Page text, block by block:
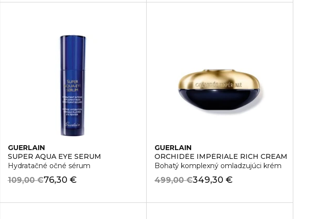
GUERLAIN
SUPER AQUA EYE SERUM
Hydratačné očné sérum
76,30 €
109,00 €
GUERLAIN
ORCHIDÉE IMPÉRIALE RICH CREAM
Bohatý komplexný omladzujúci krém
349,30 €
499,00 €